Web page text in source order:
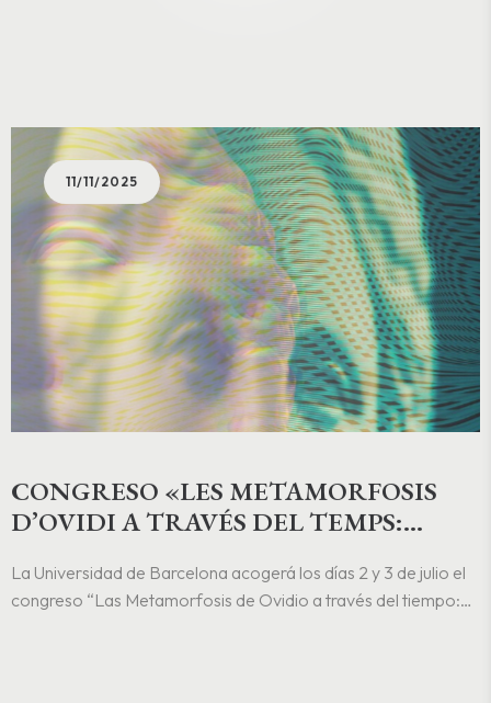
11/11/2025
CONGRESO «LES METAMORFOSIS
D’OVIDI A TRAVÉS DEL TEMPS:
ICONOGRAFIA»
La Universidad de Barcelona acogerá los días 2 y 3 de julio el
congreso “Las Metamorfosis de Ovidio a través del tiempo: